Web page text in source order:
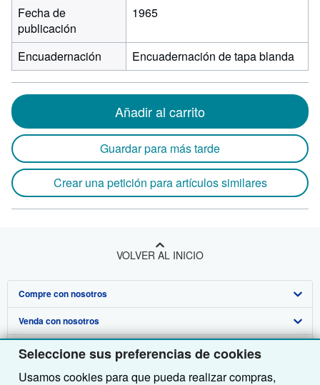
Seleccione sus preferencias de cookies
Usamos cookies para que pueda realizar compras,
Fecha de
publicación
1965
Encuadernación Encuadernación de tapa blanda
Añadir al carrito
Guardar para más tarde
Crear una petición para artículos similares
VOLVER AL INICIO
Compre con nosotros
Búsqueda avanzada
Colecciones
Mi cuenta
Venda con nosotros
Comenzar a vender
Únase a nuestro programa de afiliados
Sobre nosotros
Sobre IberLibro
Obtener Ayuda